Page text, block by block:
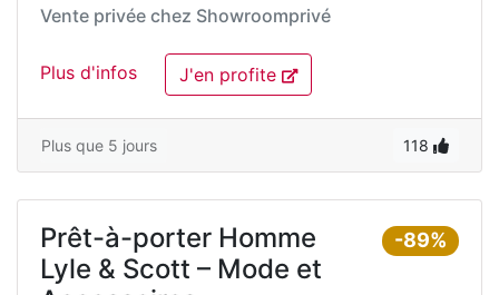
Vente privée chez Showroomprivé
Plus d'infos J'en profite
Plus que 5 jours 118
-89%
Prêt-à-porter Homme
Lyle & Scott – Mode et